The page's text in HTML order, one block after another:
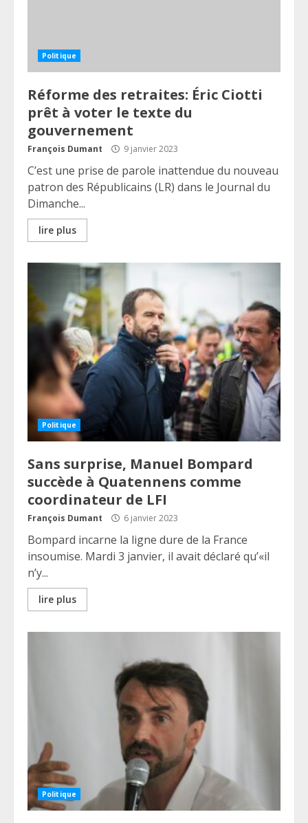
Politique
Réforme des retraites: Éric Ciotti
prêt à voter le texte du
gouvernement
François Dumant 9 janvier 2023
C’est une prise de parole inattendue du nouveau
patron des Républicains (LR) dans le Journal du
Dimanche...
lire plus
Politique
Sans surprise, Manuel Bompard
succède à Quatennens comme
coordinateur de LFI
François Dumant 6 janvier 2023
Bompard incarne la ligne dure de la France
insoumise. Mardi 3 janvier, il avait déclaré qu’«il
n’y...
lire plus
Politique